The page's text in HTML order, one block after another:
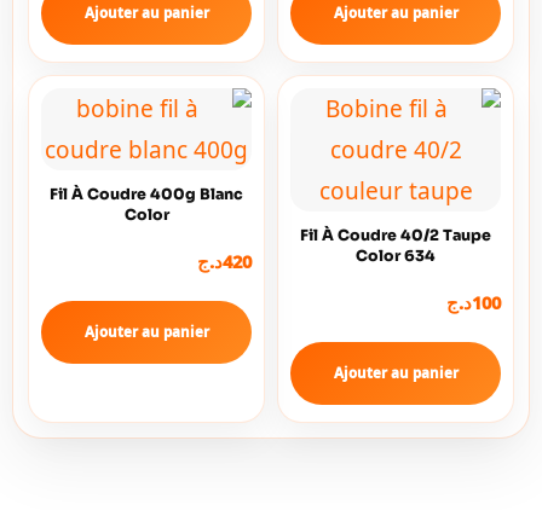
Ajouter au panier
Ajouter au panier
Fil À Coudre 40/2 Taupe
Color 634
100د.ج
Ajouter au panier
Fil À Coudre 400g Blanc
Color
420د.ج
Ajouter au panier